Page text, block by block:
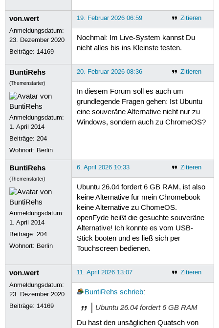
von.wert
Anmeldungsdatum:
23. Dezember 2020
Beiträge: 14169
Zitieren
19. Februar 2026 06:59
Nochmal: Im Live-System kannst Du
nicht alles bis ins Kleinste testen.
BuntiRehs
(Themenstarter)
Anmeldungsdatum:
1. April 2014
Beiträge:204
Wohnort: Berlin
Zitieren
20. Februar 2026 08:36
In diesem Forum soll es auch um
grundlegende Fragen gehen: Ist Ubuntu
eine souveräne Alternative nicht nur zu
Windows, sondern auch zu ChromeOS?
BuntiRehs
(Themenstarter)
Anmeldungsdatum:
1. April 2014
Beiträge:204
Wohnort: Berlin
Zitieren
6. April 2026 10:33
Ubuntu 26.04 fordert 6 GB RAM, ist also
keine Alternative für mein Chromebook
keine Alternative zu ChomeOS.
openFyde heißt die gesuchte souveräne
Alternative! Ich konnte es vom USB-
Stick booten und es ließ sich per
Touchscreen bedienen.
von.wert
Anmeldungsdatum:
23. Dezember 2020
Beiträge: 14169
Zitieren
11. April 2026 13:07
BuntiRehs schrieb:
Ubuntu 26.04 fordert 6 GB RAM
Du hast den unsäglichen Quatsch von